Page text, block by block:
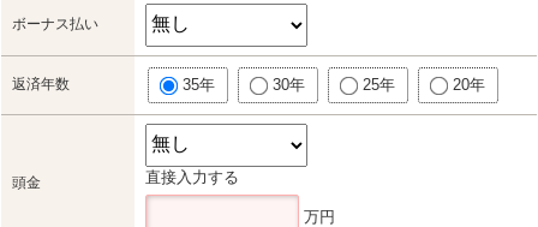
ボーナス払い
返済年数 35年 30年 25年 20年
頭金 直接入力する
万円